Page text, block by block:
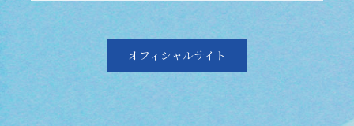
オフィシャルサイト